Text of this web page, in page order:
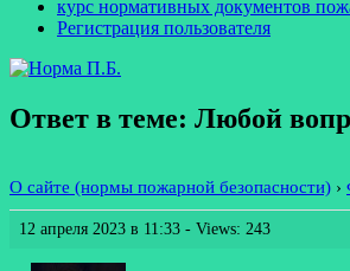
курс нормативных документов
Регистрация пользователя
Ответ в теме: Любой
О сайте (нормы пожарной безопасности) ›
12 апреля 2023 в 11:33 - Views: 243